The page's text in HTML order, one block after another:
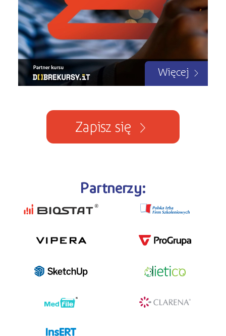
Więcej
Zapisz się
Partnerzy: